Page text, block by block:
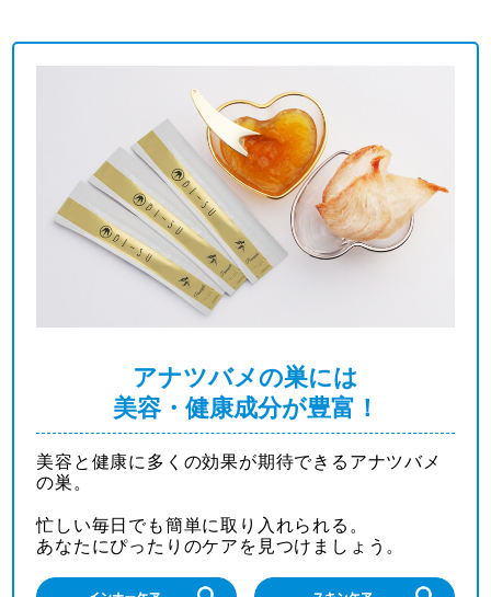
アナツバメの巣には
美容・健康成分が豊富！
美容と健康に多くの効果が期待できるアナツバメ
の巣。
忙しい毎日でも簡単に取り入れられる。
あなたにぴったりのケアを見つけましょう。